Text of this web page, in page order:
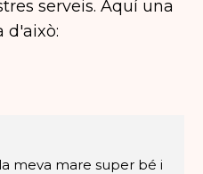
serveis. Aquí una
d'això:
meva mare super bé i